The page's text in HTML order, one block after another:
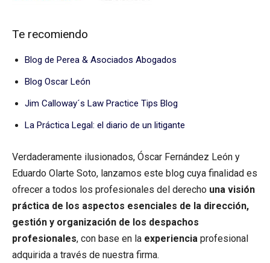
Te recomiendo
Blog de Perea & Asociados Abogados
Blog Oscar León
Jim Calloway´s Law Practice Tips Blog
La Práctica Legal: el diario de un litigante
Verdaderamente ilusionados, Óscar Fernández León y
Eduardo Olarte Soto, lanzamos este blog cuya finalidad es
ofrecer a todos los profesionales del derecho una visión
práctica de los aspectos esenciales de la dirección,
gestión y organización de los despachos
profesionales, con base en la experiencia profesional
adquirida a través de nuestra firma.